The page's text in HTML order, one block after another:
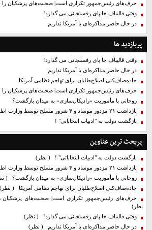
حرف‌های رئیس‌جمهور تکراری است| صحبت‌های پزشکیان را
وقتی قالیباف جا پای رفسنجانی می گذارد!
در حال حاضر مذاکره‌ای با آمریکا نداریم
پربازدید ها
وقتی قالیباف جا پای رفسنجانی می گذارد!
در حال حاضر مذاکره‌ای با آمریکا نداریم
جاده‌صاف‌کنی اصلاح‌طلبان برای تهاجم نظامی آمریکا
حرف‌های رئیس‌جمهور تکراری است| صحبت‌های پزشکیان را
روحانی با مأموریت «رادیکال‌سازی» به میدان بازگشت؟
بازداشت ۲۱ مزدور موساد و ۴ شرور مسلح توسط وزارت اطلاعات
بازگشت دولت به "ادبیات انتخاباتی" !
پربحث ترین عناوین
بازگشت دولت به "ادبیات انتخاباتی" ! ( نظر)
بازداشت ۲۱ مزدور موساد و ۴ شرور مسلح توسط وزارت اطلاعات
روحانی با مأموریت «رادیکال‌سازی» به میدان بازگشت؟ (
جاده‌صاف‌کنی اصلاح‌طلبان برای تهاجم نظامی آمریکا
( نظر)
حرف‌های رئیس‌جمهور تکراری است| صحبت‌های پزشکیان
نظر)
وقتی قالیباف جا پای رفسنجانی می گذارد! ( نظر)
در حال حاضر مذاکره‌ای با آمریکا نداریم
( نظر)